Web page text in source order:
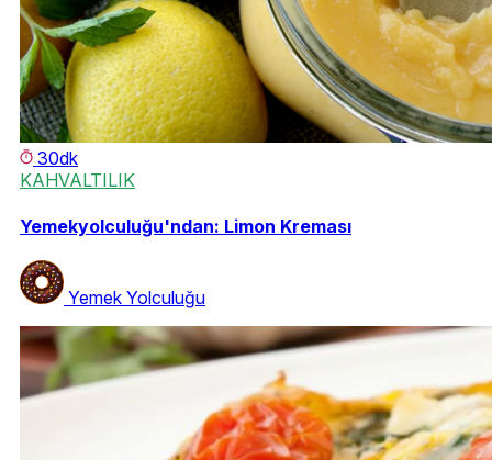
30dk
KAHVALTILIK
Yemekyolculuğu'ndan: Limon Kreması
Yemek Yolculuğu